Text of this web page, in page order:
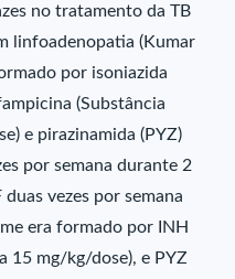
no tratamento da TB
linfoadenopatia (Kumar
por isoniazida
(Substância
e pirazinamida (PYZ)
por semana durante 2
vezes por semana
era formado por INH
15 mg/kg/dose), e PYZ